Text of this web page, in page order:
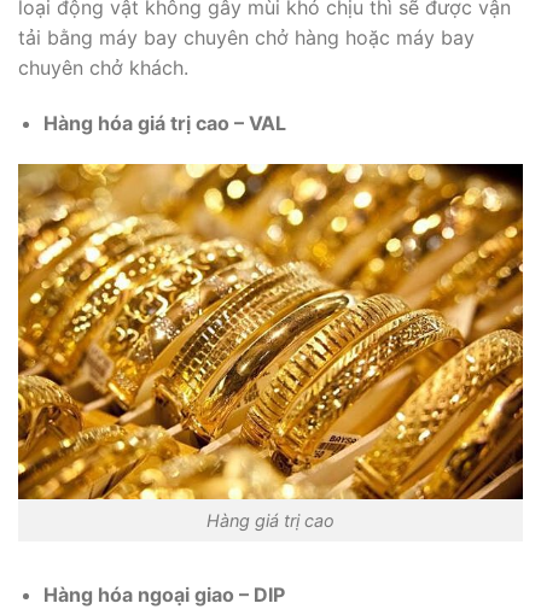
loại động vật không gây mùi khó chịu thì sẽ được vận
tải bằng máy bay chuyên chở hàng hoặc máy bay
chuyên chở khách.
Hàng hóa giá trị cao – VAL
Hàng giá trị cao
Hàng hóa ngoại giao – DIP